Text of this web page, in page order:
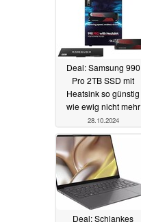
Deal: Samsung 990
Pro 2TB SSD mit
Heatsink so günstig
wie ewig nicht mehr
28.10.2024
Deal: Schlankes